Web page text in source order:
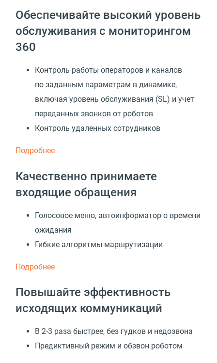
Обеспечивайте высокий уровень
обслуживания с мониторингом
360
Контроль работы операторов и каналов
по заданным параметрам в динамике,
включая уровень обслуживания (SL) и учет
переданных звонков от роботов
Контроль удаленных сотрудников
Подробнее
Качественно принимаете
входящие обращения
Голосовое меню, автоинформатор о времени
ожидания
Гибкие алгоритмы маршрутизации
Подробнее
Повышайте эффективность
исходящих коммуникаций
В 2-3 раза быстрее, без гудков и недозвона
Предиктивный режим и обзвон роботом